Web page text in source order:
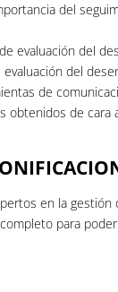
del
evaluación del
del
de
obtenidos de cara
en la
para